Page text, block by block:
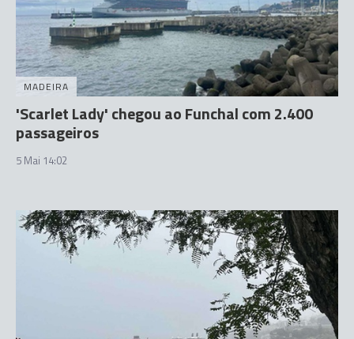
MADEIRA
'Scarlet Lady' chegou ao Funchal com 2.400
passageiros
5 Mai 14:02